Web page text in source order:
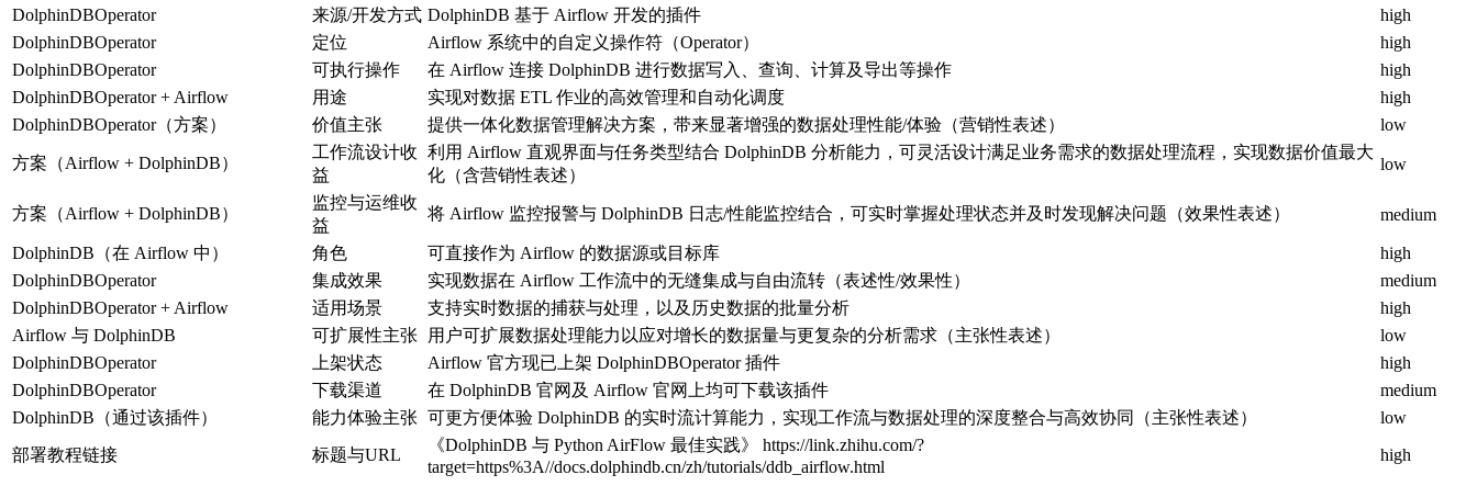
DolphinDBOperator 来源/开发方式 DolphinDB 基于 Airflow 开发的插件
high
DolphinDBOperator
定位 Airflow 系统中的自定义操作符（Operator）
high
DolphinDBOperator
可执行操作 在 Airflow 连接 DolphinDB 进行数据写入、查询、计算及导出等操作
high
DolphinDBOperator + Airflow
用途 实现对数据 ETL 作业的高效管理和自动化调度
high
DolphinDBOperator（方案）
价值主张 提供一体化数据管理解决方案，带来显著增强的数据处理性能/体验（营销性表述） low
方案（Airflow + DolphinDB）
工作流设计收
益
利用 Airflow 直观界面与任务类型结合 DolphinDB 分析能力，可灵活设计满足业务需求的数据处理流程，实现数据价值最大
化（含营销性表述）
low
方案（Airflow + DolphinDB）
监控与运维收
益
将 Airflow 监控报警与 DolphinDB 日志/性能监控结合，可实时掌握处理状态并及时发现解决问题（效果性表述） medium
DolphinDB（在 Airflow 中） 角色 可直接作为 Airflow 的数据源或目标库
high
DolphinDBOperator
集成效果 实现数据在 Airflow 工作流中的无缝集成与自由流转（表述性/效果性）
medium
DolphinDBOperator + Airflow
适用场景 支持实时数据的捕获与处理，以及历史数据的批量分析
high
Airflow 与 DolphinDB
可扩展性主张 用户可扩展数据处理能力以应对增长的数据量与更复杂的分析需求（主张性表述）
low
DolphinDBOperator
上架状态 Airflow 官方现已上架 DolphinDBOperator 插件
high
DolphinDBOperator
下载渠道 在 DolphinDB 官网及 Airflow 官网上均可下载该插件
medium
DolphinDB（通过该插件）
能力体验主张 可更方便体验 DolphinDB 的实时流计算能力，实现工作流与数据处理的深度整合与高效协同（主张性表述）
low
部署教程链接
标题与URL
《DolphinDB 与 Python AirFlow 最佳实践》 https://link.zhihu.com/?
target=https%3A//docs.dolphindb.cn/zh/tutorials/ddb_airflow.html
high